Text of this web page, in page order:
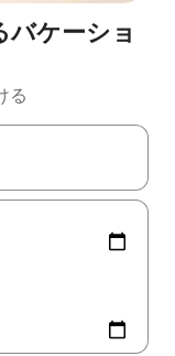
ケーショ
る
を使って移動するか